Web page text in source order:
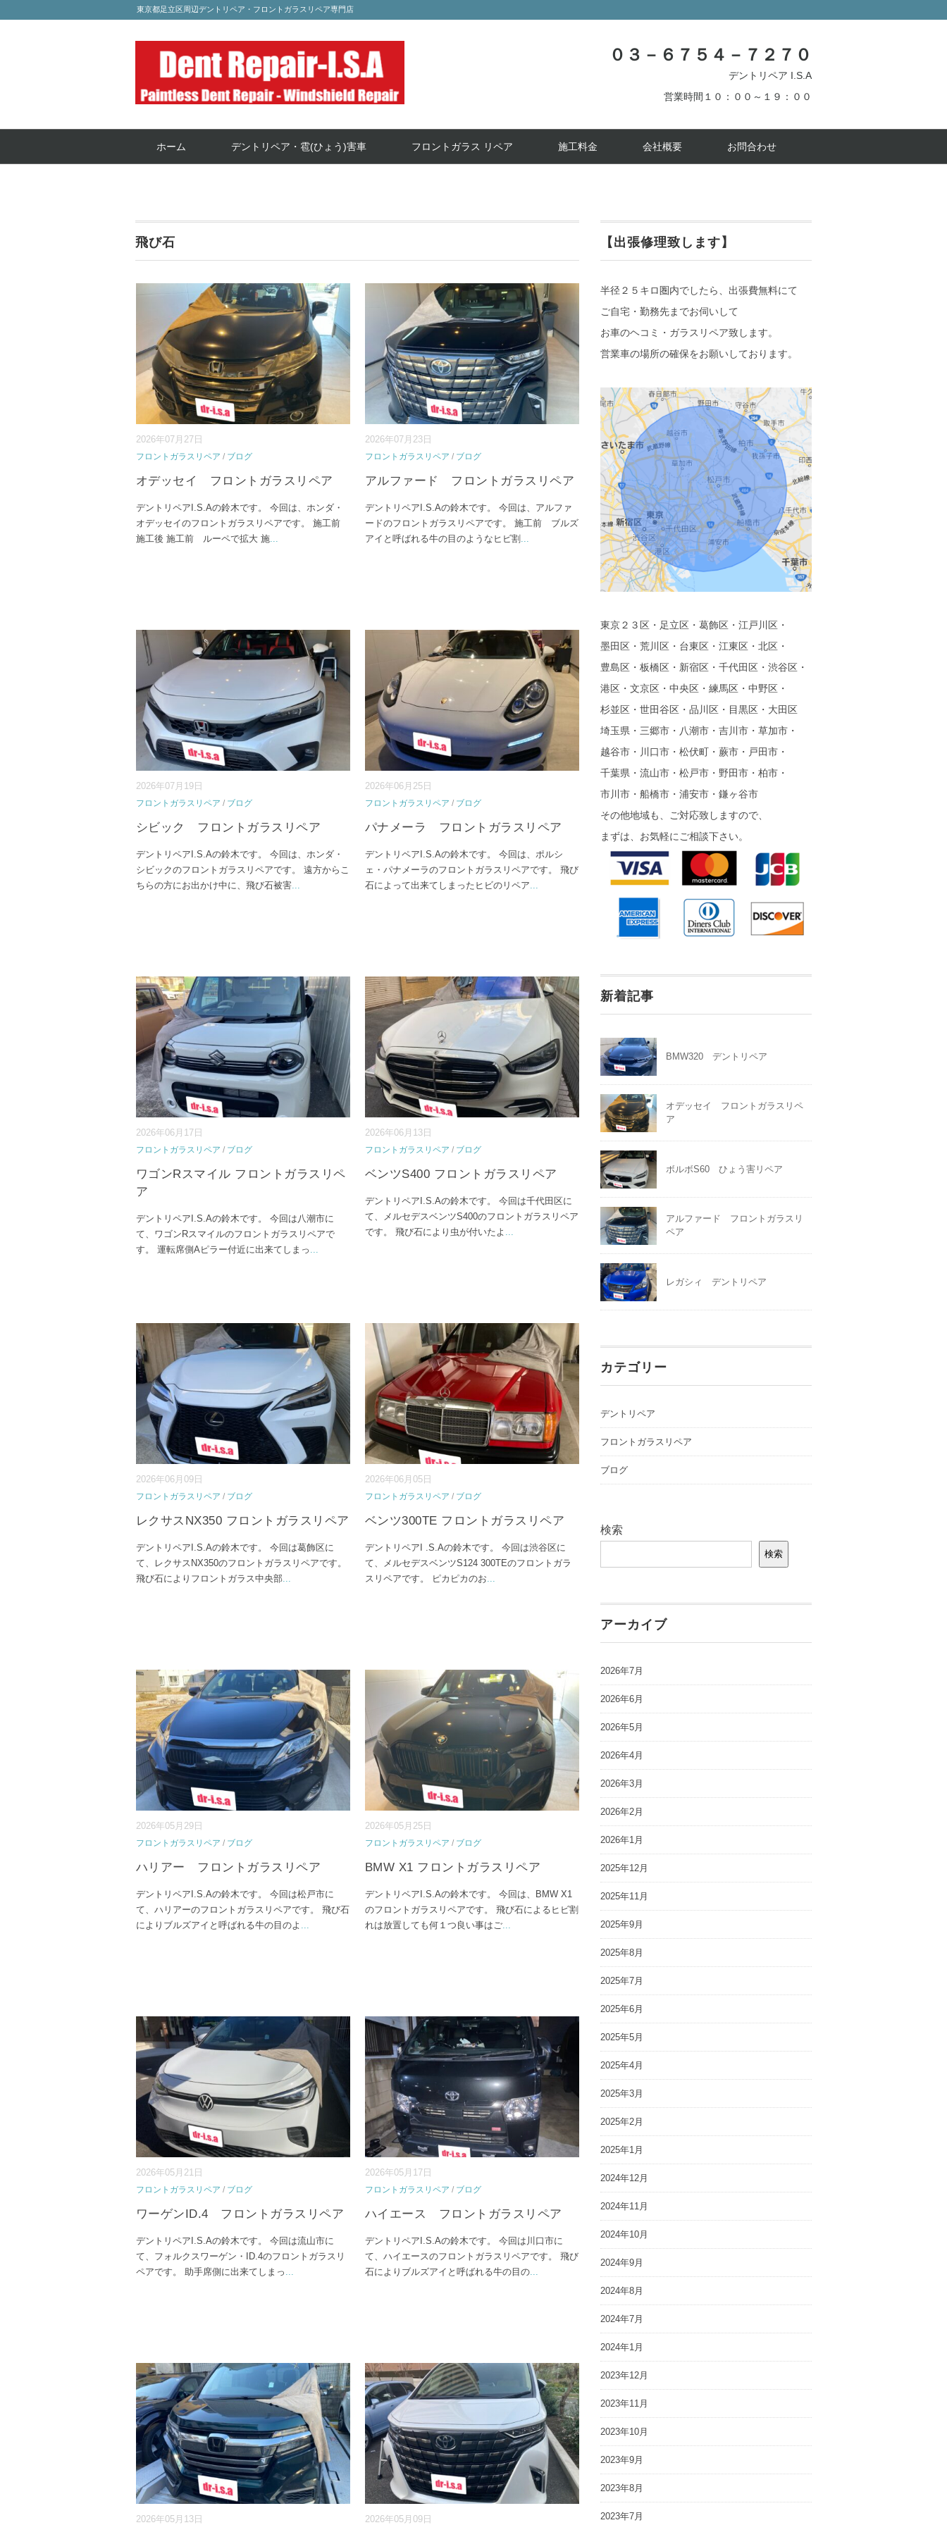
東京都足立区周辺デントリペア・フロントガラスリペア専門店
０３－６７５４－７２７０
デントリペア I.S.A
営業時間１０：００～１９：００
ホーム デントリペア・雹(ひょう)害車 フロントガラス リペア 施工料金 会社概要 お問合わせ
飛び石
2026年07月27日
フロントガラスリペア / ブログ
オデッセイ フロントガラスリペア
デントリペアI.S.Aの鈴木です。 今回は、ホンダ・
オデッセイのフロントガラスリペアです。 施工前
施工後 施工前 ルーペで拡大 施...
2026年07月23日
フロントガラスリペア / ブログ
アルファード フロントガラスリペア
デントリペアI.S.Aの鈴木です。 今回は、アルファ
ードのフロントガラスリペアです。 施工前 ブルズ
アイと呼ばれる牛の目のようなヒビ割 ...
2026年07月19日
フロントガラスリペア / ブログ
シビック フロントガラスリペア
デントリペアI.S.Aの鈴木です。 今回は、ホンダ・
シビックのフロントガラスリペアです。 遠方からこ
ちらの方にお出かけ中に、飛び石被害...
2026年06月25日
フロントガラスリペア / ブログ
パナメーラ フロントガラスリペア
デントリペアI.S.Aの鈴木です。 今回は、ポルシ
ェ・パナメーラのフロントガラスリペアです。 飛び
石によって出来てしまったヒビのリペア...
2026年06月17日
フロントガラスリペア / ブログ
ワゴンRスマイル フロントガラスリペ
ア
デントリペアI.S.Aの鈴木です。 今回は八潮市に
て、ワゴンRスマイルのフロントガラスリペアで
す。 運転席側Aピラー付近に出来てしまっ ...
2026年06月13日
フロントガラスリペア / ブログ
ベンツS400 フロントガラスリペア
デントリペアI.S.Aの鈴木です。 今回は千代田区に
て、メルセデスベンツS400のフロントガラスリペア
です。 飛び石により虫が付いたよ ...
2026年06月09日
フロントガラスリペア / ブログ
レクサスNX350 フロントガラスリペア
デントリペアI.S.Aの鈴木です。 今回は葛飾区に
て、レクサスNX350のフロントガラスリペアです。
飛び石によりフロントガラス中央部...
2026年06月05日
フロントガラスリペア / ブログ
ベンツ300TE フロントガラスリペア
デントリペアI .S.Aの鈴木です。 今回は渋谷区に
て、メルセデスベンツS124 300TEのフロントガラ
スリペアです。 ピカピカのお...
2026年05月29日
フロントガラスリペア / ブログ
ハリアー フロントガラスリペア
デントリペアI.S.Aの鈴木です。 今回は松戸市に
て、ハリアーのフロントガラスリペアです。 飛び石
によりブルズアイと呼ばれる牛の目のよ ...
2026年05月25日
フロントガラスリペア / ブログ
BMW X1 フロントガラスリペア
デントリペアI.S.Aの鈴木です。 今回は、BMW X1
のフロントガラスリペアです。 飛び石によるヒビ割
れは放置しても何１つ良い事はご...
2026年05月21日
フロントガラスリペア / ブログ
ワーゲンID.4 フロントガラスリペア
デントリペアI.S.Aの鈴木です。 今回は流山市に
て、フォルクスワーゲン・ID.4のフロントガラスリ
ペアです。 助手席側に出来てしまっ ...
2026年05月17日
フロントガラスリペア / ブログ
ハイエース フロントガラスリペア
デントリペアI.S.Aの鈴木です。 今回は川口市に
て、ハイエースのフロントガラスリペアです。 飛び
石によりブルズアイと呼ばれる牛の目の...
2026年05月13日 2026年05月09日
【出張修理致します】
半径２５キロ圏内でしたら、出張費無料にて
ご自宅・勤務先までお伺いして
お車のヘコミ・ガラスリペア致します。
営業車の場所の確保をお願いしております。
東京２３区・足立区・葛飾区・江戸川区・
墨田区・荒川区・台東区・江東区・北区・
豊島区・板橋区・新宿区・千代田区・渋谷区・
港区・文京区・中央区・練馬区・中野区・
杉並区・世田谷区・品川区・目黒区・大田区
埼玉県・三郷市・八潮市・吉川市・草加市・
越谷市・川口市・松伏町・蕨市・戸田市・
千葉県・流山市・松戸市・野田市・柏市・
市川市・船橋市・浦安市・鎌ヶ谷市
その他地域も、ご対応致しますので、
まずは、お気軽にご相談下さい。
新着記事
BMW320 デントリペア
オデッセイ フロントガラスリペ
ア
ボルボS60 ひょう害リペア
アルファード フロントガラスリ
ペア
レガシィ デントリペア
カテゴリー
デントリペア
フロントガラスリペア
ブログ
検索
検索
アーカイブ
2026年7月
2026年6月
2026年5月
2026年4月
2026年3月
2026年2月
2026年1月
2025年12月
2025年11月
2025年9月
2025年8月
2025年7月
2025年6月
2025年5月
2025年4月
2025年3月
2025年2月
2025年1月
2024年12月
2024年11月
2024年10月
2024年9月
2024年8月
2024年7月
2024年1月
2023年12月
2023年11月
2023年10月
2023年9月
2023年8月
2023年7月